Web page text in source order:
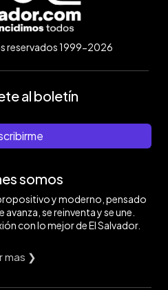
reservados 1999-2026
al boletín
somos
y moderno, pensado
avanza, se reinventa y se une.
con lo mejor de El Salvador.
mas ❯